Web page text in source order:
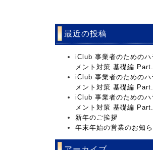
最近の投稿
iClub 事業者のためのハ
メント対策 基礎編
iClub 事業者のためのハ
メント対策 基礎編
iClub 事業者のためのハ
メント対策 基礎編
新年のご挨拶
年末年始の営業のお知